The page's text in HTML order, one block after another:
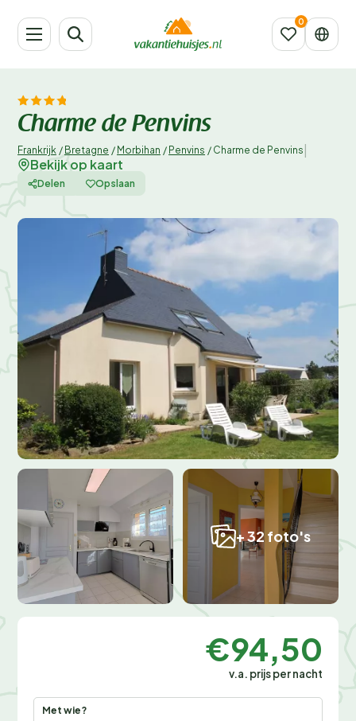
Charme de Penvins
Frankrijk / Bretagne / Morbihan / Penvins / Charme de Penvins
Bekijk op kaart
Delen Opslaan
+ 32 foto's
€94,50
v.a. prijs per nacht
Met wie?